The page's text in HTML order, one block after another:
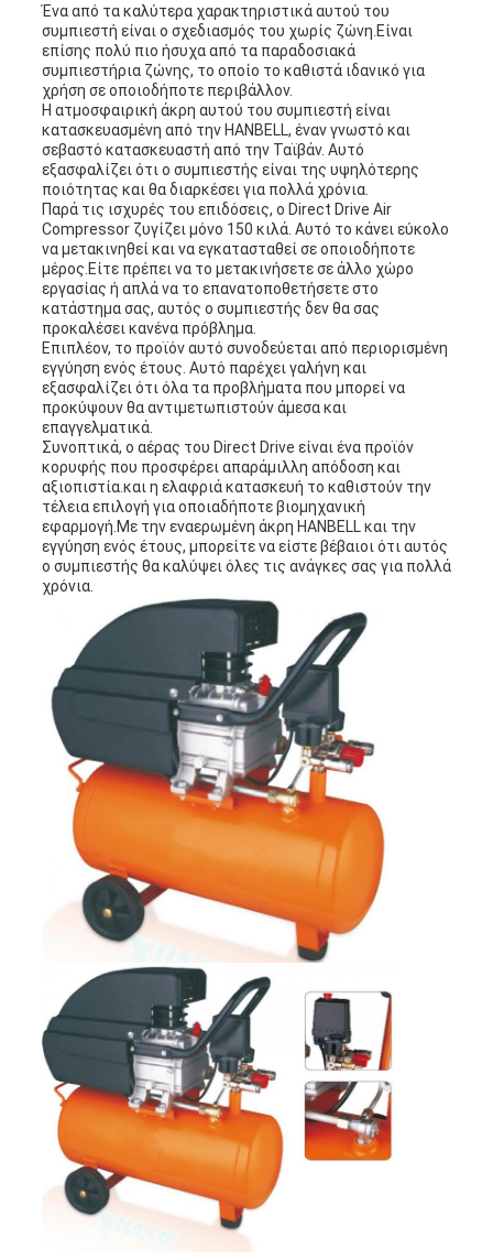
POLICY
Ένα από τα καλύτερα χαρακτηριστικά αυτού του
συμπιεστή είναι ο σχεδιασμός του χωρίς ζώνη.Είναι
επίσης πολύ πιο ήσυχα από τα παραδοσιακά
συμπιεστήρια ζώνης, το οποίο το καθιστά ιδανικό για
χρήση σε οποιοδήποτε περιβάλλον.
Η ατμοσφαιρική άκρη αυτού του συμπιεστή είναι
κατασκευασμένη από την HANBELL, έναν γνωστό και
σεβαστό κατασκευαστή από την Ταϊβάν. Αυτό
εξασφαλίζει ότι ο συμπιεστής είναι της υψηλότερης
ποιότητας και θα διαρκέσει για πολλά χρόνια.
Παρά τις ισχυρές του επιδόσεις, ο Direct Drive Air
Compressor ζυγίζει μόνο 150 κιλά. Αυτό το κάνει εύκολο
να μετακινηθεί και να εγκατασταθεί σε οποιοδήποτε
μέρος.Είτε πρέπει να το μετακινήσετε σε άλλο χώρο
εργασίας ή απλά να το επανατοποθετήσετε στο
κατάστημα σας, αυτός ο συμπιεστής δεν θα σας
προκαλέσει κανένα πρόβλημα.
Επιπλέον, το προϊόν αυτό συνοδεύεται από περιορισμένη
εγγύηση ενός έτους. Αυτό παρέχει γαλήνη και
εξασφαλίζει ότι όλα τα προβλήματα που μπορεί να
προκύψουν θα αντιμετωπιστούν άμεσα και
επαγγελματικά.
Συνοπτικά, ο αέρας του Direct Drive είναι ένα προϊόν
κορυφής που προσφέρει απαράμιλλη απόδοση και
αξιοπιστία.και η ελαφριά κατασκευή το καθιστούν την
τέλεια επιλογή για οποιαδήποτε βιομηχανική
εφαρμογή.Με την εναερωμένη άκρη HANBELL και την
εγγύηση ενός έτους, μπορείτε να είστε βέβαιοι ότι αυτός
ο συμπιεστής θα καλύψει όλες τις ανάγκες σας για πολλά
χρόνια.